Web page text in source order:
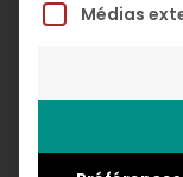
Médias